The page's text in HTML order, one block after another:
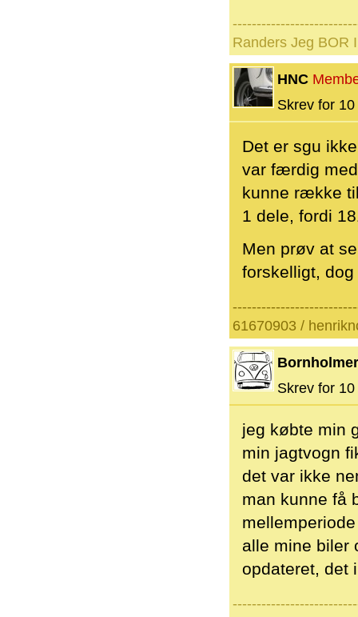
Randers Jeg BOR
HNC
Skrev for
Det er sgu
var færdig
kunne række
1 dele, fordi
Men prøv at
forskelligt,
61670903 /
Bornholmer
Skrev for
jeg købte min
min jagtvogn
det var ikke
man kunne få
alle mine biler
opdateret, det